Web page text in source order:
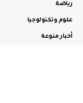
رياضة
علوم وتكنولوجيا
أخبار منوعة